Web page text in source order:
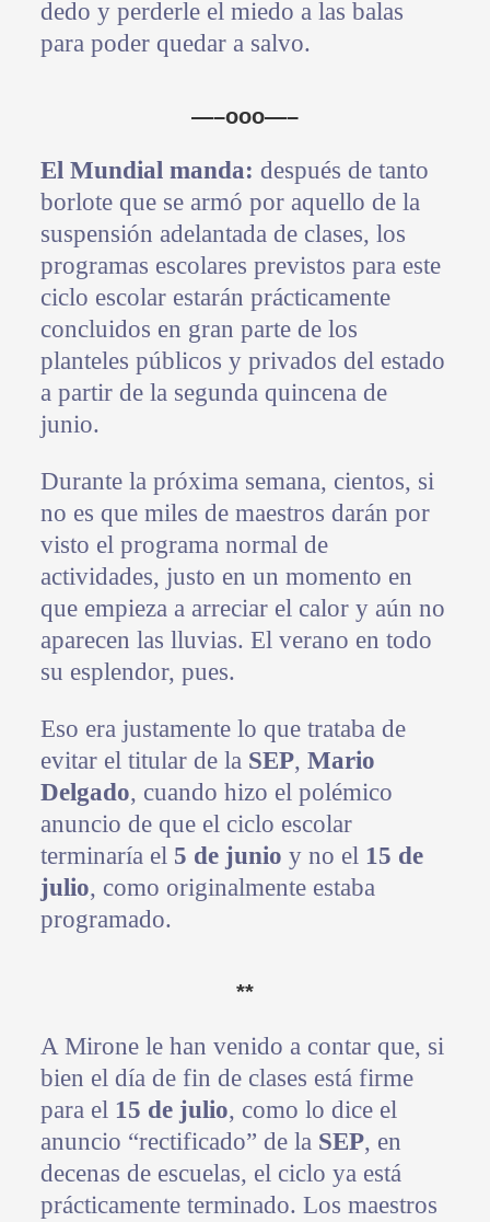
dedo y perderle el miedo a las balas
para poder quedar a salvo.
—–ooo—–
El Mundial manda: después de tanto
borlote que se armó por aquello de la
suspensión adelantada de clases, los
programas escolares previstos para este
ciclo escolar estarán prácticamente
concluidos en gran parte de los
planteles públicos y privados del estado
a partir de la segunda quincena de
junio.
Durante la próxima semana, cientos, si
no es que miles de maestros darán por
visto el programa normal de
actividades, justo en un momento en
que empieza a arreciar el calor y aún no
aparecen las lluvias. El verano en todo
su esplendor, pues.
Eso era justamente lo que trataba de
evitar el titular de la SEP, Mario
Delgado, cuando hizo el polémico
anuncio de que el ciclo escolar
terminaría el 5 de junio y no el 15 de
julio, como originalmente estaba
programado.
**
A Mirone le han venido a contar que, si
bien el día de fin de clases está firme
para el 15 de julio, como lo dice el
anuncio “rectificado” de la SEP, en
decenas de escuelas, el ciclo ya está
prácticamente terminado. Los maestros